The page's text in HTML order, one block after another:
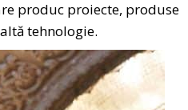
produc proiecte, produse
tehnologie.